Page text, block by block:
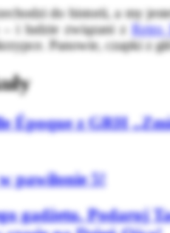
do historii, a my
– i ludzie związani z Retro
Panowie, czapki z
Époque z GRH
pawilonie 5!
gadżetu. Podaruj